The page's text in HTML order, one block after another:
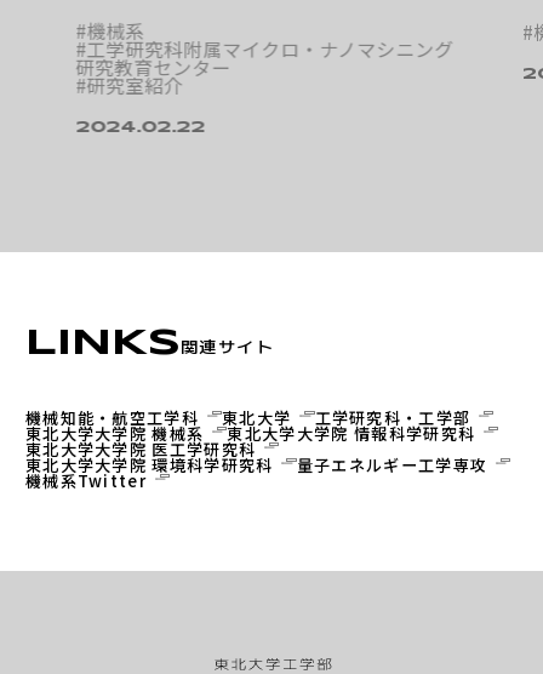
#機械系
#工学研究科附属マイクロ・ナノマシニング
研究教育センター
#研究室紹介
2024.02.22
#
LINKS関連サイト
機械知能・航空工学科 東北大学 工学研究科・工学部
東北大学大学院 機械系 東北大学大学院 情報科学研究科
東北大学大学院 医工学研究科
東北大学大学院 環境科学研究科 量子エネルギー工学専攻
機械系Twitter